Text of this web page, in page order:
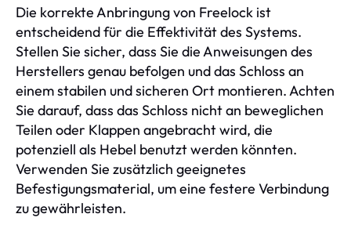
Die korrekte Anbringung von Freelock ist
entscheidend für die Effektivität des Systems.
Stellen Sie sicher, dass Sie die Anweisungen des
Herstellers genau befolgen und das Schloss an
einem stabilen und sicheren Ort montieren. Achten
Sie darauf, dass das Schloss nicht an beweglichen
Teilen oder Klappen angebracht wird, die
potenziell als Hebel benutzt werden könnten.
Verwenden Sie zusätzlich geeignetes
Befestigungsmaterial, um eine festere Verbindung
zu gewährleisten.